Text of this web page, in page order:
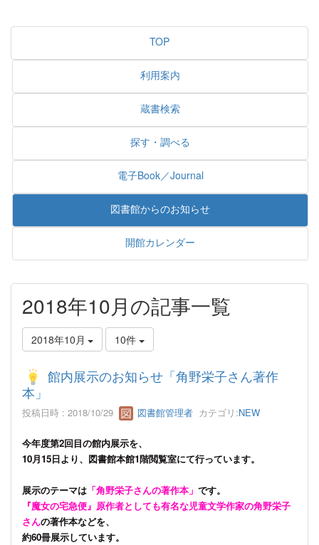
TOP
利用案内
蔵書検索
探す・調べる
電子Book／Journal
図書館からのお知らせ
開館カレンダー
2018年10月の記事一覧
2018年10月 10件
館内展示のお知らせ「角野栄子さん著作
本」
投稿日時 : 2018/10/29 図書館管理者 カテゴリ:NEW
今年度第2回目の館内展示を、
10月15日より、図書館本館1階閲覧室にて行っています。
展示のテーマは 「角野栄子さんの著作本」 です。
『魔女の宅急便』原作者としても有名な児童文学作家の角野栄子
さんの著作本などを、
約60冊展示しています。